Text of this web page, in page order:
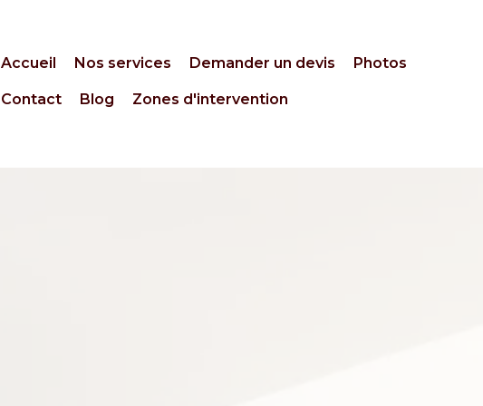
Accueil Nos services Demander un devis Photos
Contact Blog Zones d'intervention